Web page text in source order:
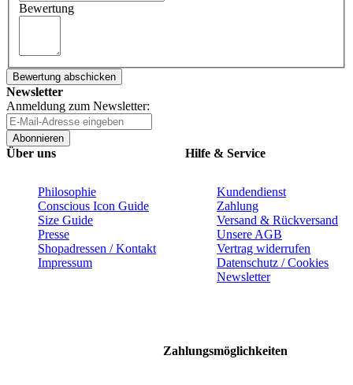
Bewertung
Bewertung abschicken
Newsletter
Anmeldung zum Newsletter:
Abonnieren
Über uns
Philosophie
Conscious Icon Guide
Size Guide
Presse
Shopadressen / Kontakt
Impressum
Hilfe & Service
Kundendienst
Zahlung
Versand & Rückversand
Unsere AGB
Vertrag widerrufen
Datenschutz / Cookies
Newsletter
Zahlungsmöglichkeiten